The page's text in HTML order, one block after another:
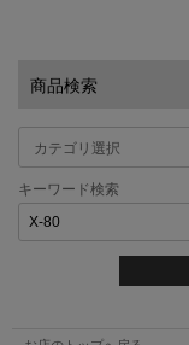
商品検索
キーワード検索